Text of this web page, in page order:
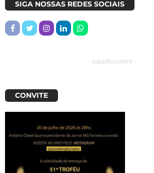
SIGA NOSSAS REDES SOCIAIS
- Advertisement -
CONVITE